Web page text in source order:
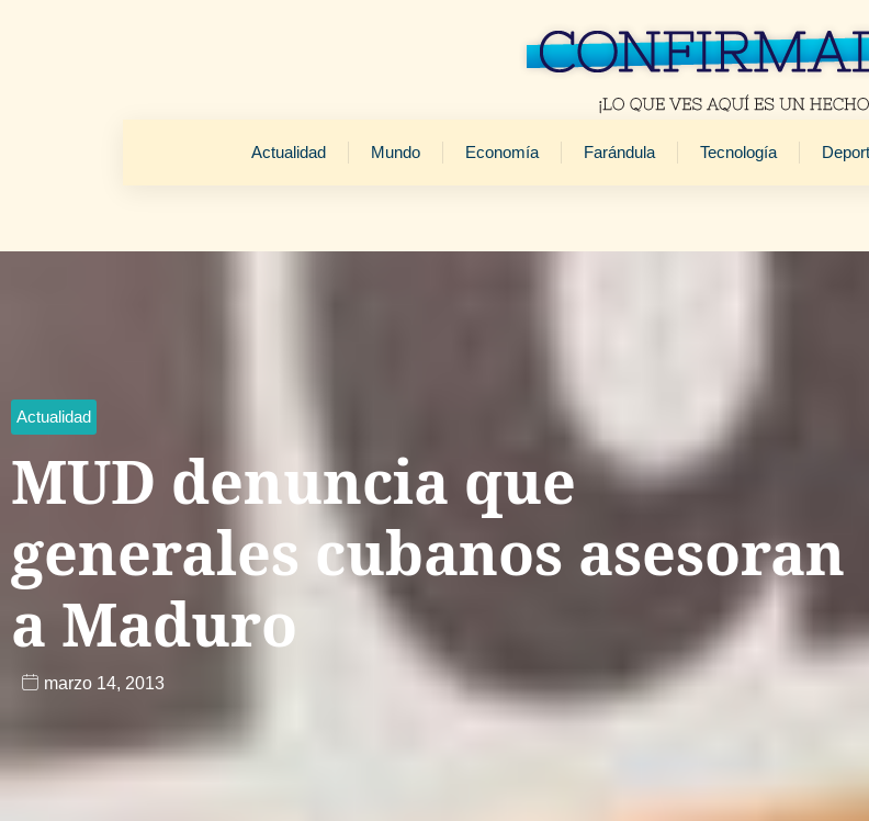
Actualidad Mundo Economía Farándula Tecnología
Actualidad
MUD denuncia que
generales cubanos asesoran
a Maduro
marzo 14, 2013